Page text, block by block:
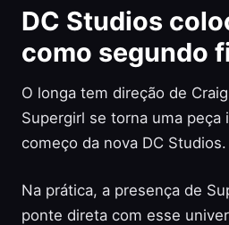
DC Studios
como segundo
O longa tem direção de
Supergirl se torna uma peça
começo da nova DC Studios.
Na prática, a presença de
ponte direta com esse